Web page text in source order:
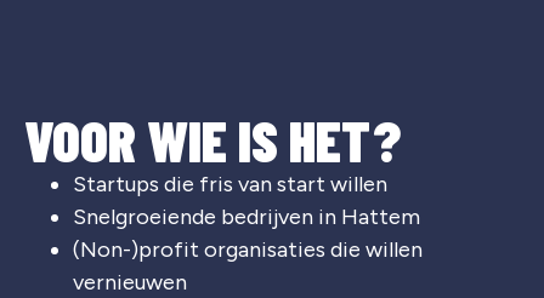
VOOR WIE IS HET?
Startups die fris van start willen
Snelgroeiende bedrijven in Hattem
(Non-)profit organisaties die willen
vernieuwen